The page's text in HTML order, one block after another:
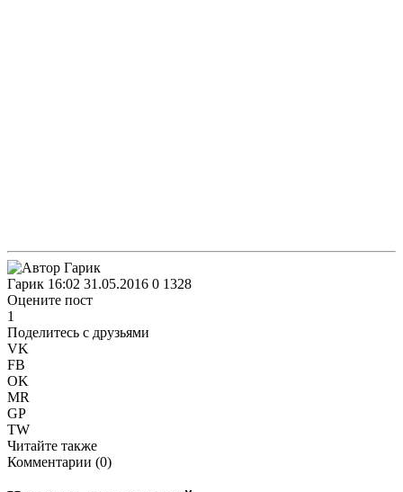
Гарик 16:02 31.05.2016 0 1328
Оцените пост
1
Поделитесь с друзьями
VK
FB
OK
MR
GP
TW
Читайте также
Комментарии (0)